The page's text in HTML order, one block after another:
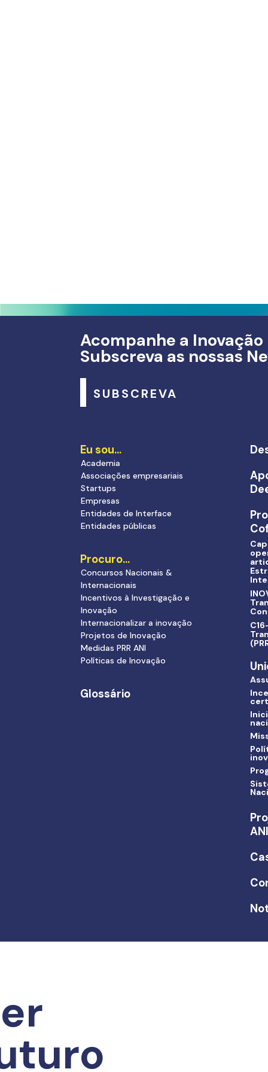
Acompanhe a Inovação
Subscreva as nossas
SUBSCREVA
Eu sou…
Academia
Associações empresariais
Startups
Empresas
Entidades de Interface
Entidades públicas
Procuro…
Concursos Nacionais &
Internacionais
Incentivos à Investigação e
Inovação
Internacionalizar a inovação
Projetos de Inovação
Medidas PRR ANI
Políticas de Inovação
Glossário
ANI